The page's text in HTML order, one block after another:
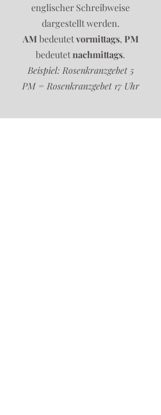
englischer Schreibweise
dargestellt werden.
AM bedeutetvormittags, PM
bedeutetnachmittags.
Beispiel: Rosenkranzgebet 5
PM = Rosenkranzgebet 17 Uhr